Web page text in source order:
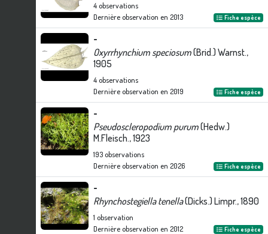
4observations
Dernière observation en 2013 Fiche espèce
-
Oxyrrhynchium speciosum(Brid.) Warnst.,
1905
4observations
Dernière observation en 2019 Fiche espèce
-
Pseudoscleropodium purum(Hedw.)
M.Fleisch., 1923
193observations
Dernière observation en 2026 Fiche espèce
-
Rhynchostegiella tenella(Dicks.) Limpr., 1890
1 observation
Dernière observation en 2012 Fiche espèce